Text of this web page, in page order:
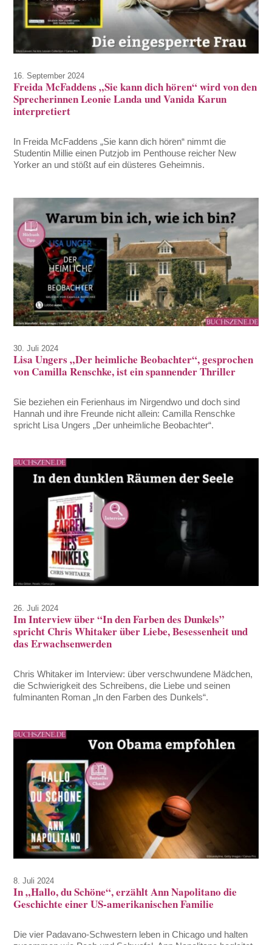
16. September 2024
Freida McFaddens „Sie kann dich hören“ wird von den
Sprecherinnen Leonie Landa und Vanida Karun
interpretiert
In Freida McFaddens „Sie kann dich hören“ nimmt die
Studentin Millie einen Putzjob im Penthouse reicher New
Yorker an und stößt auf ein düsteres Geheimnis.
30. Juli 2024
Lisa Ungers „Der heimliche Beobachter“, gesprochen
von Camilla Renschke, ist ein spannender Thriller
Sie beziehen ein Ferienhaus im Nirgendwo und doch sind
Hannah und ihre Freunde nicht allein: Camilla Renschke
spricht Lisa Ungers „Der unheimliche Beobachter“.
26. Juli 2024
Im Interview über “In den Farben des Dunkels”
spricht Chris Whitaker über Liebe, Besessenheit und
das Erwachsenwerden
Chris Whitaker im Interview: über verschwundene Mädchen,
die Schwierigkeit des Schreibens, die Liebe und seinen
fulminanten Roman „In den Farben des Dunkels“.
8. Juli 2024
In „Hallo, du Schöne“, erzählt Ann Napolitano die
Geschichte einer US-amerikanischen Familie
Die vier Padavano-Schwestern leben in Chicago und halten